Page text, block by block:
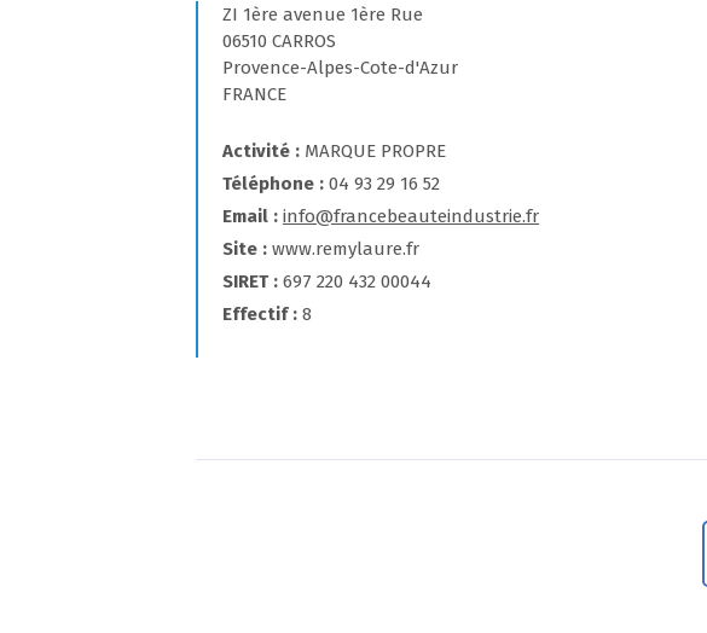
ZI 1ère avenue 1ère Rue
06510 CARROS
Provence-Alpes-Cote-d'Azur
FRANCE
Activité
MARQUE PROPRE
Téléphone
04 93 29 16 52
Email
info@francebeauteindustrie.fr
Site
www.remylaure.fr
SIRET
697 220 432 00044
Effectif
8